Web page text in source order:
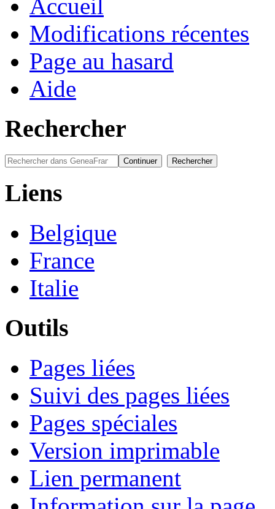
Accueil
Modifications récentes
Page au hasard
Aide
Rechercher
Liens
Belgique
France
Italie
Outils
Pages liées
Suivi des pages liées
Pages spéciales
Version imprimable
Lien permanent